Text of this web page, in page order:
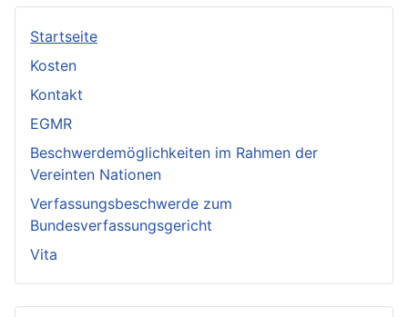
Startseite
Kosten
Kontakt
EGMR
Beschwerdemöglichkeiten im Rahmen der
Vereinten Nationen
Verfassungsbeschwerde zum
Bundesverfassungsgericht
Vita